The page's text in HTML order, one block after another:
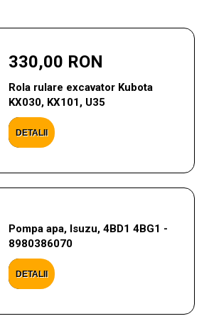
330,00 RON
Rola rulare excavator Kubota
KX030, KX101, U35
DETALII
Pompa apa, Isuzu, 4BD1 4BG1 -
8980386070
DETALII